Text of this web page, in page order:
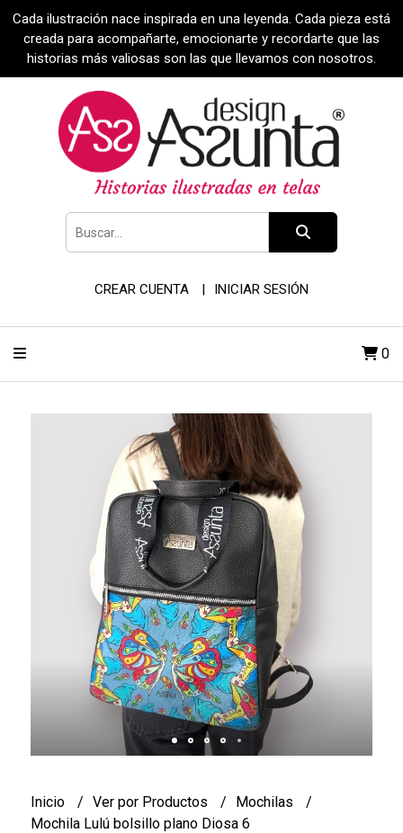
Cada ilustración nace inspirada en una leyenda. Cada pieza está
creada para acompañarte, emocionarte y recordarte que las
historias más valiosas son las que llevamos con nosotros.
CREAR CUENTA INICIAR SESIÓN
0
Inicio Ver por Productos
Mochilas
Mochila Lulú bolsillo plano Diosa 6